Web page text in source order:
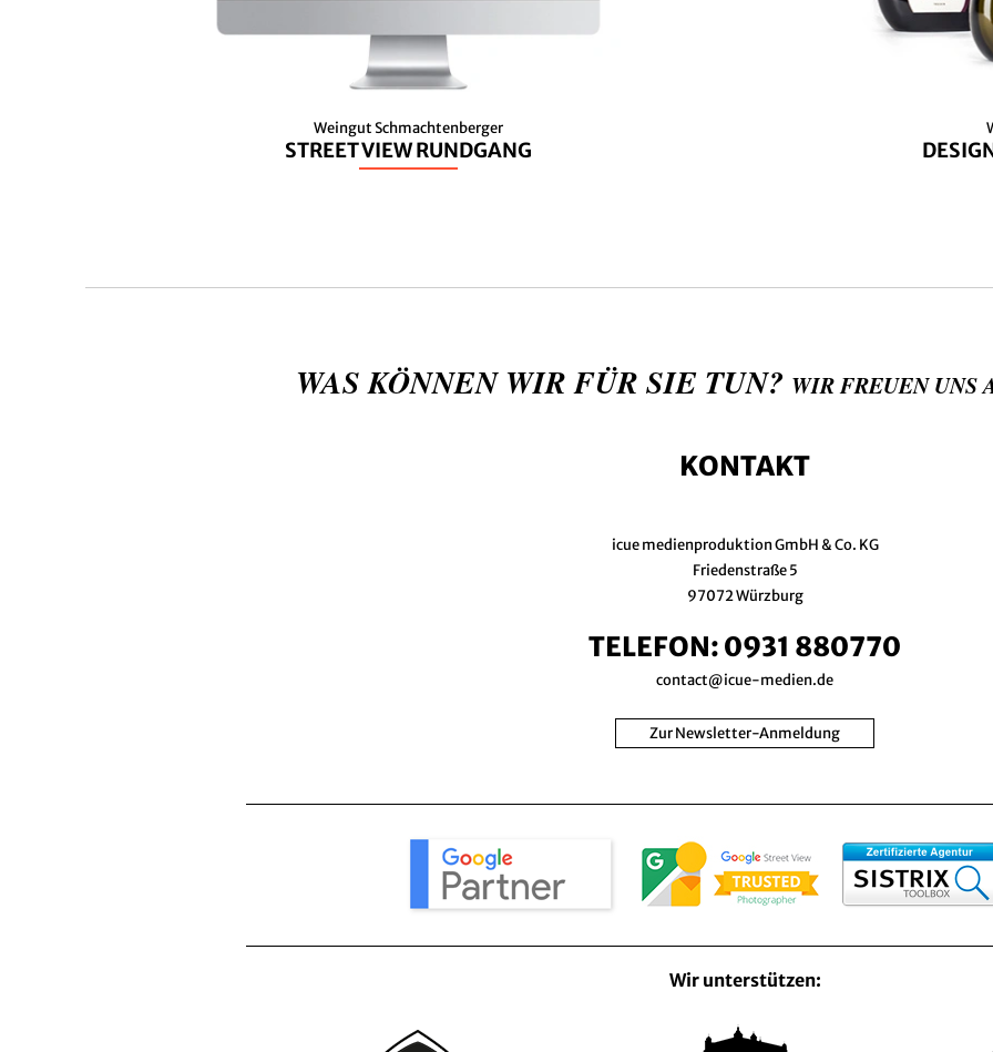
Weingut Schmachtenberger
STREET VIEW RUNDGANG
WAS KÖNNEN WIR FÜR SIE TUN? WIR FREUEN UNS
KONTAKT
icue medienproduktion GmbH & Co. KG
Friedenstraße 5
97072 Würzburg
TELEFON:0931 880770
contact@icue-medien.de
Zur Newsletter-Anmeldung
Wir unterstützen: